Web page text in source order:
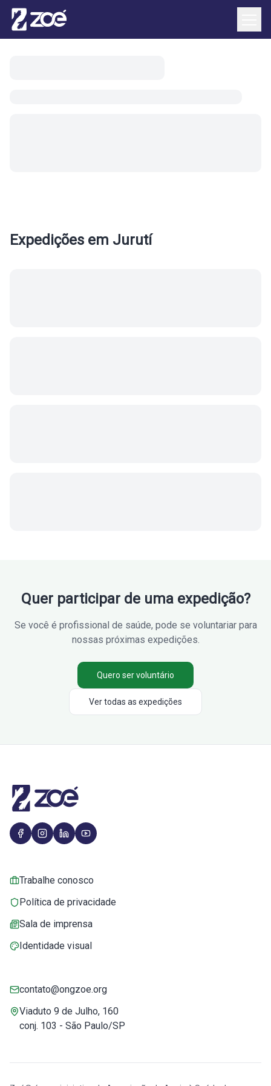
Início /Locais/Jurutí
Expedições em Jurutí
Quer participar de uma expedição?
Se você é profissional de saúde, pode se voluntariar para
nossas próximas expedições.
Quero ser voluntário
Ver todas as expedições
Trabalhe conosco
Política de privacidade
Sala de imprensa
Identidade visual
contato@ongzoe.org
Viaduto 9 de Julho, 160
conj. 103 - São Paulo/SP